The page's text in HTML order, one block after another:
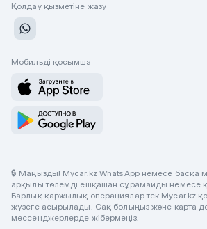
Қолдау қызметіне жазу
Мобильді қосымша
🔒 Маңызды! Mycar.kz WhatsApp немесе басқа
арқылы төлемді ешқашан сұрамайды немесе
Барлық қаржылық операциялар тек Mycar.kz
жүзеге асырылады. Сақ болыңыз және карта
мессенджерлерде жібермеңіз.